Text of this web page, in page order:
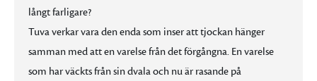
långt farligare?
Tuva verkar vara den enda som inser att tjockan hänger
samman med att en varelse från det förgångna. En varelse
som har väckts från sin dvala och nu är rasande på